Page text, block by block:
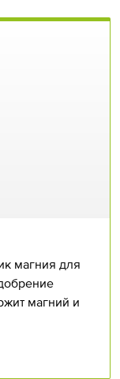
магния для
магний и